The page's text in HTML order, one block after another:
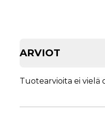
ARVIOT
Tuotearvioita ei vielä